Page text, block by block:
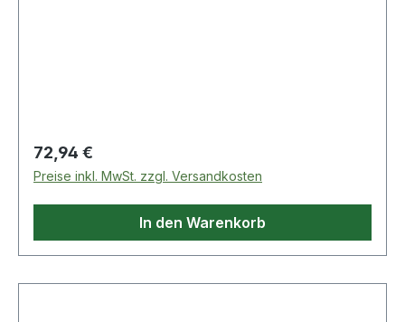
Regulärer Preis:
72,94 €
Preise inkl. MwSt. zzgl. Versandkosten
In den Warenkorb